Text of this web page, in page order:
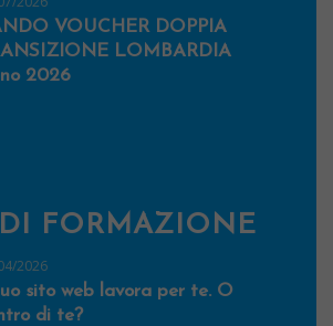
VOUCHER DOPPIA
LOMBARDIA
2026
FORMAZIONE
2026
sito web lavora per te. O
di te?